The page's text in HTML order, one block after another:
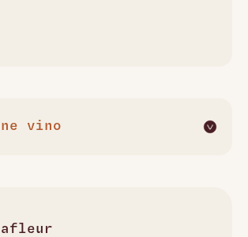
vino
con aromi floreali e di frutti rossi.